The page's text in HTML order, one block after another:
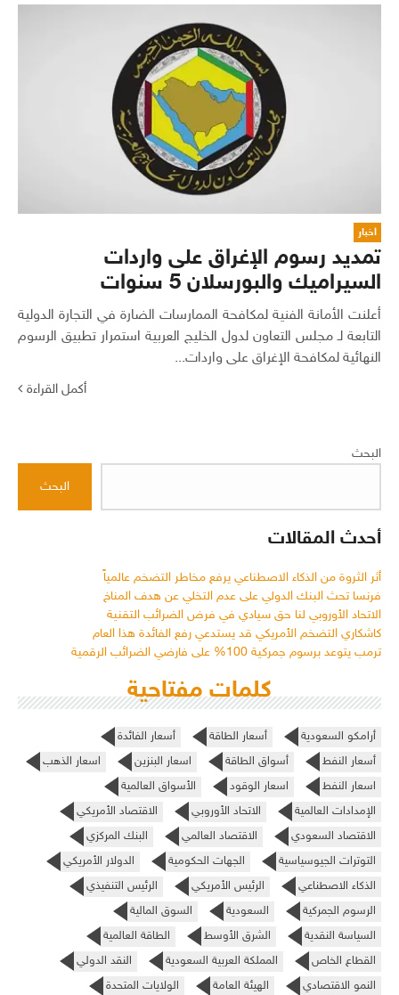
اخبار
‏تمديد رسوم الإغراق على واردات
السيراميك والبورسلان 5 سنوات
أعلنت الأمانة الفنية لمكافحة الممارسات الضارة في التجارة الدولية
التابعة لـ مجلس التعاون لدول الخليج العربية استمرار تطبيق الرسوم
النهائية لمكافحة الإغراق على واردات...
أكمل القراءة
البحث
البحث
أحدث المقالات
أثر الثروة من الذكاء الاصطناعي يرفع مخاطر التضخم عالمياً
فرنسا تحث البنك الدولي على عدم التخلي عن هدف المناخ
الاتحاد الأوروبي لنا حق سيادي في فرض الضرائب التقنية
كاشكاري التضخم الأمريكي قد يستدعي رفع الفائدة هذا العام
ترمب يتوعد برسوم جمركية 100% على فارضي الضرائب الرقمية
كلمات مفتاحية
أرامكو السعودية أسعار الطاقة
أسعار الفائدة
أسعار النفط
أسواق الطاقة اسعار البنزين
اسعار الذهب
اسعار النفط
اسعار الوقود
الأسواق العالمية
الإمدادات العالمية
الاتحاد الأوروبي
الاقتصاد الأمريكي
الاقتصاد السعودي
الاقتصاد العالمي
البنك المركزي
التوترات الجيوسياسية
الجهات الحكومية
الدولار الأمريكي
الذكاء الاصطناعي
الرئيس الأمريكي
الرئيس التنفيذي
الرسوم الجمركية
السعودية
السوق المالية
السياسة النقدية
الشرق الأوسط
الطاقة العالمية
القطاع الخاص
المملكة العربية السعودية
النقد الدولي
النمو الاقتصادي
الهيئة العامة الولايات المتحدة